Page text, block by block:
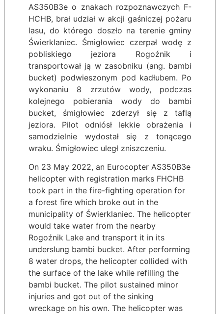
AS350B3e o znakach rozpoznawczych F-
HCHB, brał udział w akcji gaśniczej pożaru
lasu, do którego doszło na terenie gminy
Świerklaniec. Śmigłowiec czerpał wodę z
pobliskiego jeziora Rogoźnik i
transportował ją w zasobniku (ang. bambi
bucket) podwieszonym pod kadłubem. Po
wykonaniu 8 zrzutów wody, podczas
kolejnego pobierania wody do bambi
bucket, śmigłowiec zderzył się z taflą
jeziora. Pilot odniósł lekkie obrażenia i
samodzielnie wydostał się z tonącego
wraku. Śmigłowiec uległ zniszczeniu.
On 23 May 2022, an Eurocopter AS350B3e
helicopter with registration marks FHCHB
took part in the fire-fighting operation for
a forest fire which broke out in the
municipality of Świerklaniec. The helicopter
would take water from the nearby
Rogoźnik Lake and transport it in its
underslung bambi bucket. After performing
8 water drops, the helicopter collided with
the surface of the lake while refilling the
bambi bucket. The pilot sustained minor
injuries and got out of the sinking
wreckage on his own. The helicopter was